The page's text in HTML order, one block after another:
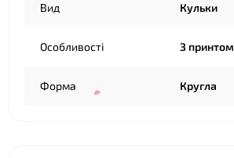
Вид Кульки
Особливості З принтом
Форма Кругла